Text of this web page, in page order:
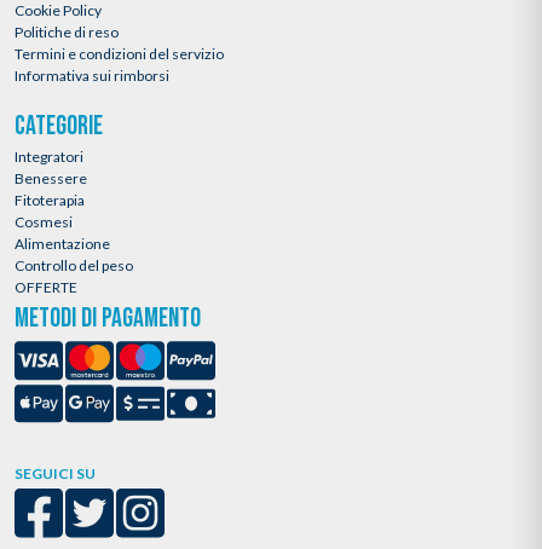
Cookie Policy
Politiche di reso
Termini e condizioni del servizio
Informativa sui rimborsi
CATEGORIE
Integratori
Benessere
Fitoterapia
Cosmesi
Alimentazione
Controllo del peso
OFFERTE
METODI DI PAGAMENTO
SEGUICI SU